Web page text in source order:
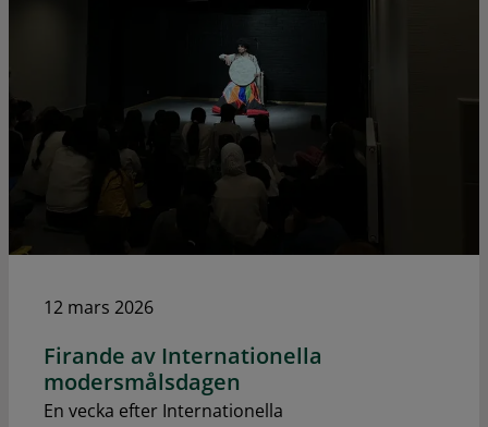
12 mars 2026
Firande av Internationella
modersmålsdagen
En vecka efter Internationella